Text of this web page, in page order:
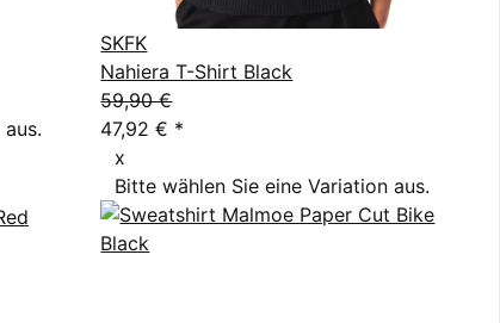
SKFK
Nahiera T-Shirt Black
59,90 €
47,92 € *
x
Bitte wählen Sie eine Variation aus.